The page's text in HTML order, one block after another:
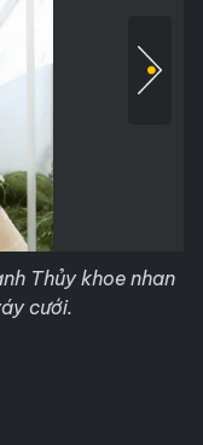
Thủy khoe nhan
cưới.